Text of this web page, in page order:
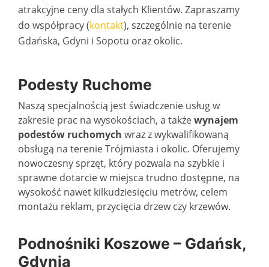
atrakcyjne ceny dla stałych Klientów. Zapraszamy
do współpracy (kontakt), szczególnie na terenie
Gdańska, Gdyni i Sopotu oraz okolic.
Podesty Ruchome
Naszą specjalnością jest świadczenie usług w
zakresie prac na wysokościach, a takżewynajem
podestów ruchomych wraz z wykwalifikowaną
obsługą na terenie Trójmiasta i okolic. Oferujemy
nowoczesny sprzęt, który pozwala na szybkie i
sprawne dotarcie w miejsca trudno dostępne, na
wysokość nawet kilkudziesięciu metrów, celem
montażu reklam, przycięcia drzew czy krzewów.
Podnośniki Koszowe – Gdańsk,
Gdynia